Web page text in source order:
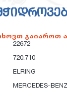
გაიაროთ
22672
720.710
ELRING
MERCEDES-BENZ